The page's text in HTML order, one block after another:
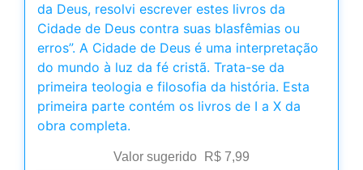
da Deus, resolvi escrever estes livros da
Cidade de Deus contra suas blasfêmias ou
erros”. A Cidade de Deus é uma interpretação
do mundo à luz da fé cristã. Trata-se da
primeira teologia e filosofia da história. Esta
primeira parte contém os livros de I a X da
obra completa.
Valor sugerido R$ 7,99